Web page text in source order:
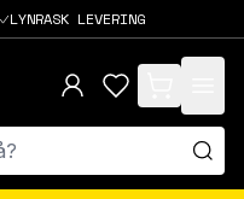
LYNRASK LEVERING
items in cart,